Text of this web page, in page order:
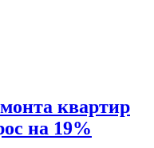
квартир
на 19%